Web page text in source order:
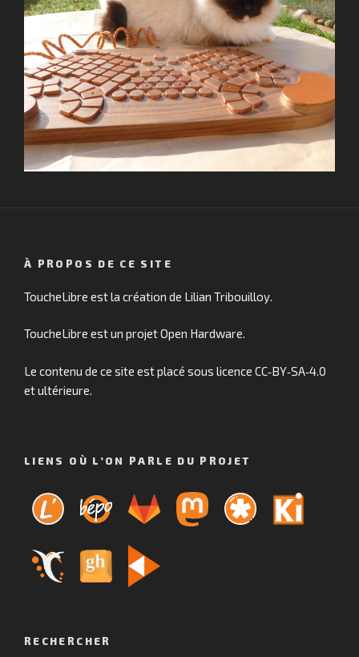
À PROPOS DE CE SITE
ToucheLibre est la création de Lilian Tribouilloy.
ToucheLibre est un projet Open Hardware.
Le contenu de ce site est placé sous licence CC‑BY‑SA‑4.0
et ultérieure.
LIENS OÙ L’ON PARLE DU PROJET
RECHERCHER